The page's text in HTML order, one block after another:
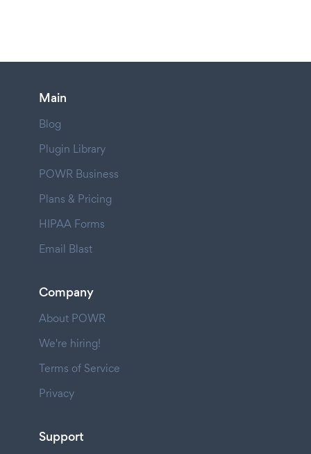
Main
Blog
Plugin Library
POWR Business
Plans & Pricing
HIPAA Forms
Email Blast
Company
About POWR
We're hiring!
Terms of Service
Privacy
Support